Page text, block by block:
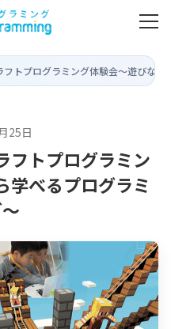
フトプログラミング体験会〜遊びな
25日
フトプログラミン
学べるプログラミ